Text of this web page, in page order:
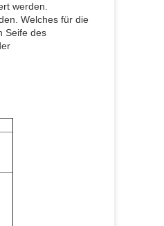
werden.
Welches für die
Seife des